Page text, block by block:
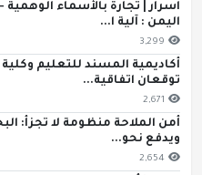
اسرار | تجارة بالأسماء
اليمن : آلية ا...
3,299
أكاديمية المسند للتعليم
توقعان اتفاقية...
2,671
أمن الملاحة منظومة لا تجزأ:
ويدفع نحو...
2,654